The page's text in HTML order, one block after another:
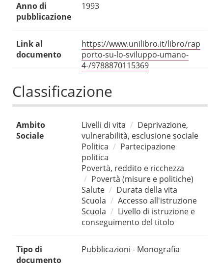
Anno di
pubblicazione
1993
Link al
documento
https://www.unilibro.it/libro/rap
porto-su-lo-sviluppo-umano-
4-/9788870115369
Classificazione
Ambito
Sociale
Livelli di vita
Deprivazione,
vulnerabilità, esclusione sociale
Politica
Partecipazione
politica
Povertà, reddito e ricchezza
Povertà (misure e politiche)
Salute
Durata della vita
Scuola
Accesso all'istruzione
Scuola
Livello di istruzione e
conseguimento del titolo
Tipo di
documento
Pubblicazioni - Monografia